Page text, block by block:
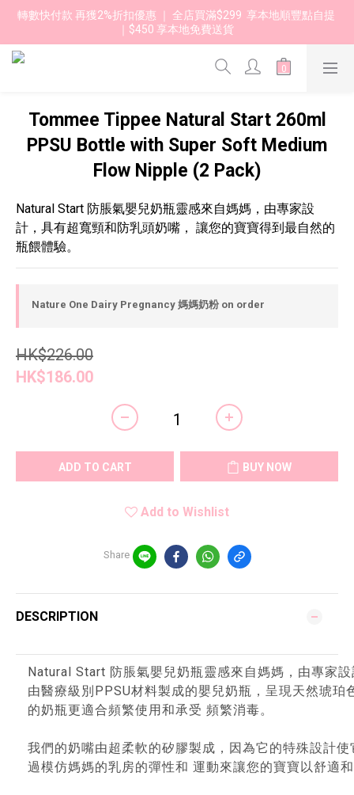
轉數快付款 再獲2%折扣優惠 ｜ 全店買滿$299  享本地順豐點自提
｜$450 享本地免費送貨
Tommee Tippee Natural Start 260ml
PPSU Bottle with Super Soft Medium
Flow Nipple (2 Pack)
Natural Start 防脹氣嬰兒奶瓶靈感來自媽媽，由專家設
計，具有超寬頸和防乳頭奶嘴， 讓您的寶寶得到最自然的
瓶餵體驗。
Nature One Dairy Pregnancy 媽媽奶粉 on order
HK$226.00
HK$186.00
ADD TO CART BUY NOW
Add to Wishlist
Share
DESCRIPTION
Natural Start 防脹氣嬰兒奶瓶靈感來自媽媽，由專家
由醫療級別PPSU材料製成的嬰兒奶瓶，呈現天然琥
的奶瓶更適合頻繁使用和承受 頻繁消毒。
我們的奶嘴由超柔軟的矽膠製成，因為它的特殊設計
過模仿媽媽的乳房的彈性和 運動來讓您的寶寶以舒適